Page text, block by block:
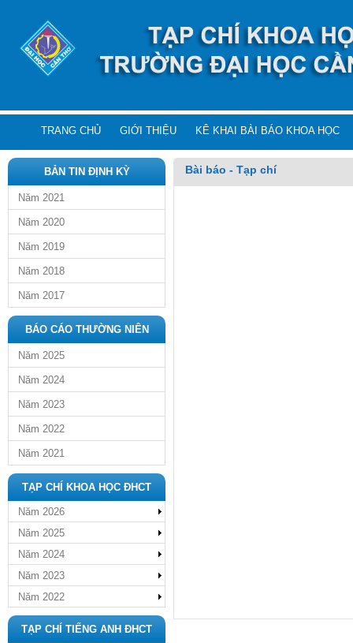
TRANG CHỦ GIỚI THIỆU KÊ KHAI BÀI BÁO KHOA HỌC
BẢN TIN ĐỊNH KỲ
Năm 2021
Năm 2020
Năm 2019
Năm 2018
Năm 2017
BÁO CÁO THƯỜNG NIÊN
Năm 2025
Năm 2024
Năm 2023
Năm 2022
Năm 2021
TẠP CHÍ KHOA HỌC ĐHCT
Năm 2026
Năm 2025
Năm 2024
Năm 2023
Năm 2022
TẠP CHÍ TIẾNG ANH ĐHCT
Bài báo - Tạp chí